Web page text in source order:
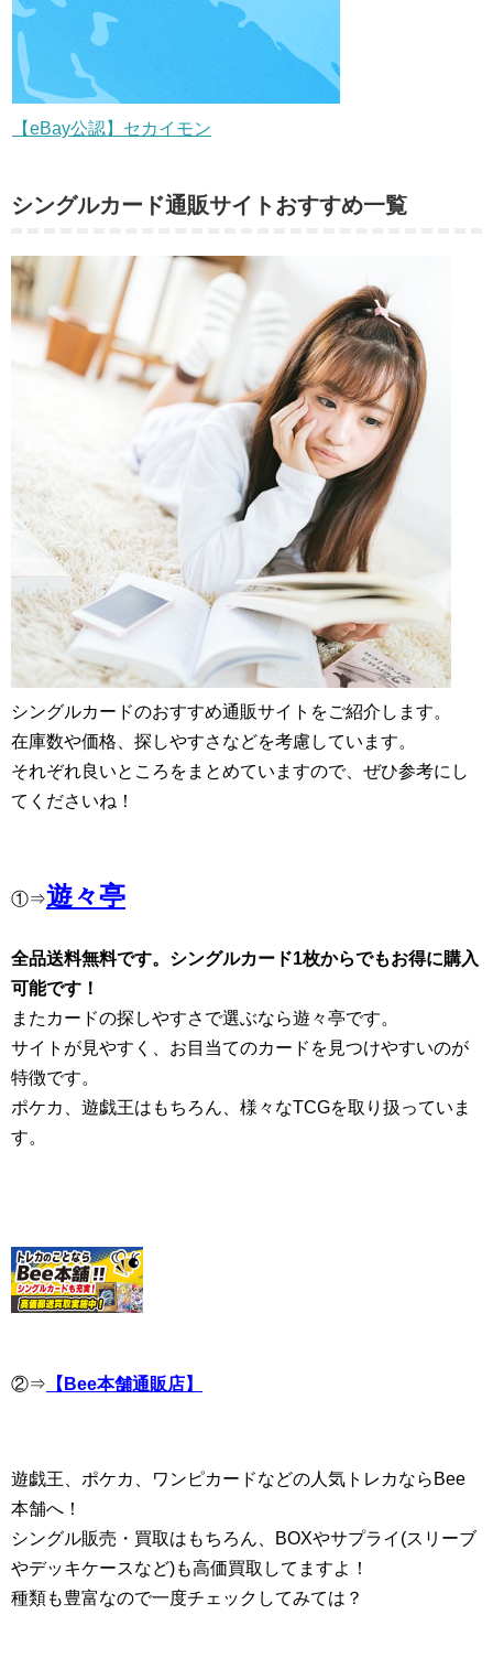
【eBay公認】セカイモン
シングルカード通販サイトおすすめ一覧
シングルカードのおすすめ通販サイトをご紹介します。
在庫数や価格、探しやすさなどを考慮しています。
それぞれ良いところをまとめていますので、ぜひ参考にし
てくださいね！
①⇒遊々亭
全品送料無料です。シングルカード1枚からでもお得に購入
可能です！
またカードの探しやすさで選ぶなら遊々亭です。
サイトが見やすく、お目当てのカードを見つけやすいのが
特徴です。
ポケカ、遊戯王はもちろん、様々なTCGを取り扱っていま
す。
②⇒ 【Bee本舗通販店】
遊戯王、ポケカ、ワンピカードなどの人気トレカならBee
本舗へ！
シングル販売・買取はもちろん、BOXやサプライ(スリーブ
やデッキケースなど)も高価買取してますよ！
種類も豊富なので一度チェックしてみては？